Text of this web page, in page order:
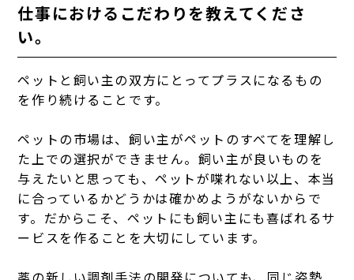
仕事におけるこだわりを教えてくださ
い。
ペットと飼い主の双方にとってプラスになるもの
を作り続けることです。
ペットの市場は、飼い主がペットのすべてを理解し
た上での選択ができません。飼い主が良いものを
与えたいと思っても、ペットが喋れない以上、本当
に合っているかどうかは確かめようがないからで
す。だからこそ、ペットにも飼い主にも喜ばれるサ
ービスを作ることを大切にしています。